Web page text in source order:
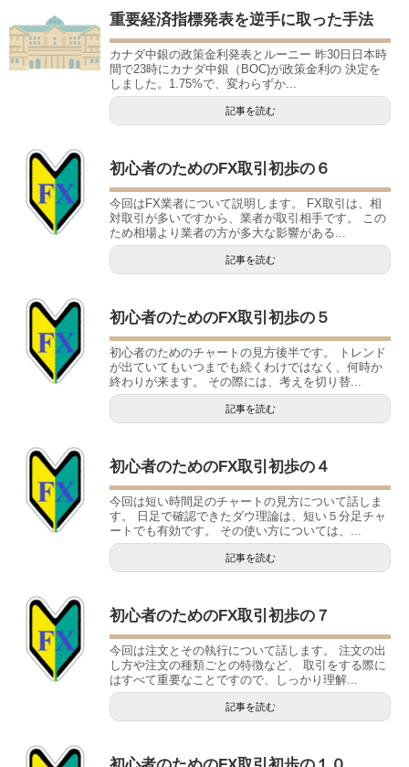
重要経済指標発表を逆手に取った手法
カナダ中銀の政策金利発表とルーニー 昨30日日本時
間で23時にカナダ中銀（BOC)が政策金利の 決定を
しました。1.75%で、変わらずか...
記事を読む
初心者のためのFX取引初歩の６
今回はFX業者について説明します。 FX取引は、相
対取引が多いですから、業者が取引相手です。 この
ため相場より業者の方が多大な影響がある...
記事を読む
初心者のためのFX取引初歩の５
初心者のためのチャートの見方後半です。 トレンド
が出ていてもいつまでも続くわけではなく、何時か
終わりが来ます。 その際には、考えを切り替...
記事を読む
初心者のためのFX取引初歩の４
今回は短い時間足のチャートの見方について話しま
す。 日足で確認できたダウ理論は、短い５分足チャ
ートでも有効です。 その使い方については、...
記事を読む
初心者のためのFX取引初歩の７
今回は注文とその執行について話します。 注文の出
し方や注文の種類ごとの特徴など、 取引をする際に
はすべて重要なことですので、しっかり理解...
記事を読む